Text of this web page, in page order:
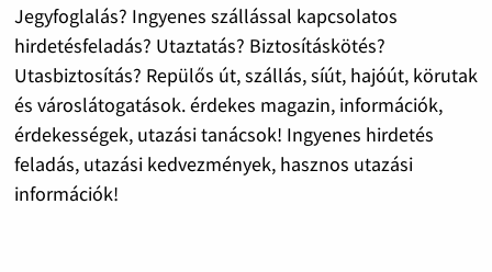
Jegyfoglalás? Ingyenes szállással kapcsolatos
hirdetésfeladás? Utaztatás? Biztosításkötés?
Utasbiztosítás? Repülős út, szállás, síút, hajóút, körutak
és városlátogatások. érdekes magazin, információk,
érdekességek, utazási tanácsok! Ingyenes hirdetés
feladás, utazási kedvezmények, hasznos utazási
információk!